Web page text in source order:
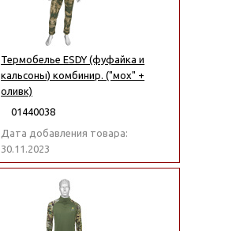
Термобелье ESDY (фуфайка и
кальсоны) комбинир. ("мох" +
оливк)
01440038
Дата добавления товара:
30.11.2023